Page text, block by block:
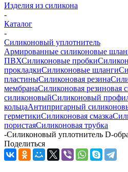
Изделия из силикона
-
Каталог
-
Силиконовый уплотнитель
Армированные силиконовые
ПВХСиликоновые пробки
прокладкиСиликоновые шланги
пластиныСиликоновая резина
мембранаСиликоновая резиновая
силиконовыйСиликоновый
кольцаАнтипригарный
герметикиСиликоновая смазка
пористаяСиликоновая трубка
-Силиконовый уплотнитель D-
Поделиться